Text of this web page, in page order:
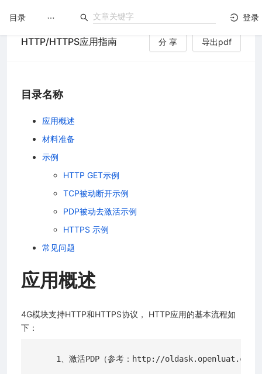
登录
目录
HTTP/HTTPS应用指南 分 享 导出pdf
目录名称
应用概述
材料准备
示例
HTTP GET示例
TCP被动断开示例
PDP被动去激活示例
HTTPS 示例
常见问题
应用概述
4G模块支持HTTP和HTTPS协议， HTTP应用的基本流程如
下：
1、激活PDP（参考：http://